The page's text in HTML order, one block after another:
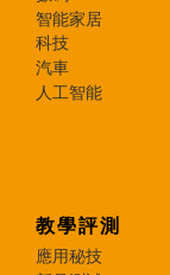
智能家居
科技
汽車
人工智能
教學評測
應用秘技